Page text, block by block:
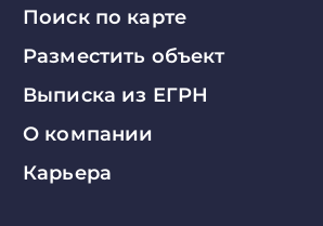
Поиск по карте
Разместить объект
Выписка из ЕГРН
О компании
Карьера